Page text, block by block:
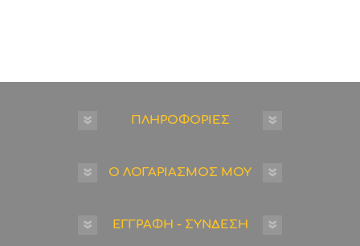
ΠΛΗΡΟΦΟΡΙΕΣ
Ο ΛΟΓΑΡΙΑΣΜΟΣ ΜΟΥ
ΕΓΓΡΑΦΗ - ΣΥΝΔΕΣΗ